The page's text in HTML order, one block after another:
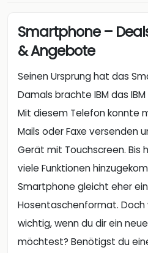
Smartphone –
& Angebote
Seinen Ursprung hat das
Damals brachte IBM das
Mit diesem Telefon konnte
Mails oder Faxe versenden
Gerät mit Touchscreen. Bis
viele Funktionen
Smartphone gleicht eher
Hosentaschenformat. Doch
wichtig, wenn du dir ein
möchtest? Benötigst du